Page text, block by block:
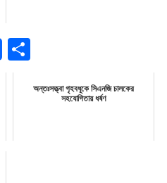
অন্তঃসত্ত্বা গৃহবধূকে সিএনজি চালকের
সহযোগিতায় ধর্ষণ